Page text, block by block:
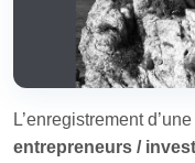
L’enregistrement
entrepreneurs /